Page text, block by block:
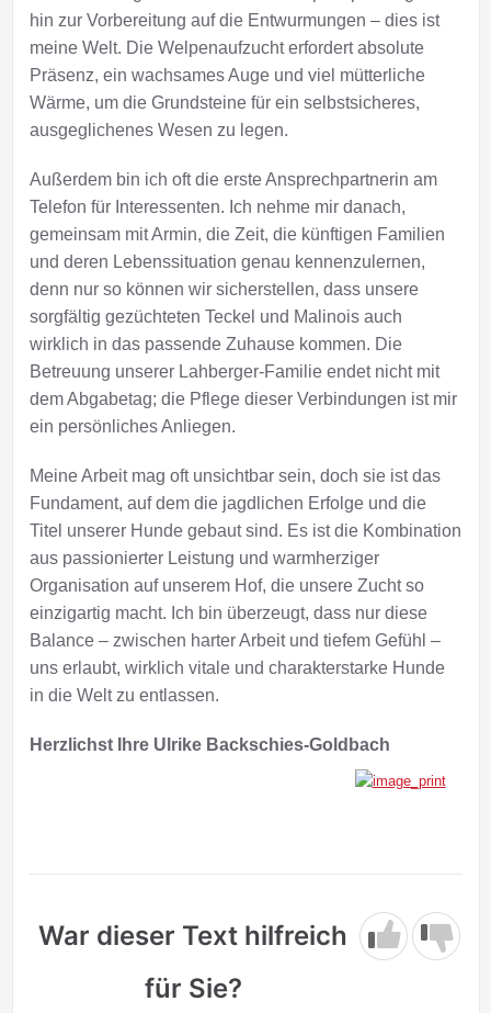
hin zur Vorbereitung auf die Entwurmungen – dies ist
meine Welt. Die Welpenaufzucht erfordert absolute
Präsenz, ein wachsames Auge und viel mütterliche
Wärme, um die Grundsteine für ein selbstsicheres,
ausgeglichenes Wesen zu legen.
Außerdem bin ich oft die erste Ansprechpartnerin am
Telefon für Interessenten. Ich nehme mir danach,
gemeinsam mit Armin, die Zeit, die künftigen Familien
und deren Lebenssituation genau kennenzulernen,
denn nur so können wir sicherstellen, dass unsere
sorgfältig gezüchteten Teckel und Malinois auch
wirklich in das passende Zuhause kommen. Die
Betreuung unserer Lahberger-Familie endet nicht mit
dem Abgabetag; die Pflege dieser Verbindungen ist mir
ein persönliches Anliegen.
Meine Arbeit mag oft unsichtbar sein, doch sie ist das
Fundament, auf dem die jagdlichen Erfolge und die
Titel unserer Hunde gebaut sind. Es ist die Kombination
aus passionierter Leistung und warmherziger
Organisation auf unserem Hof, die unsere Zucht so
einzigartig macht. Ich bin überzeugt, dass nur diese
Balance – zwischen harter Arbeit und tiefem Gefühl –
uns erlaubt, wirklich vitale und charakterstarke Hunde
in die Welt zu entlassen.
Herzlichst Ihre Ulrike Backschies-Goldbach
War dieser Text hilfreich
für Sie?